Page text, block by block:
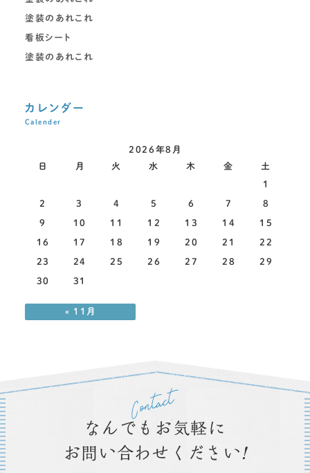
塗装のあれこれ
看板シート
塗装のあれこれ
カレンダー
Calender
2026年8月
日
月 火 水 木 金 土
« 11月
1
2 3 4 5 6 7 8
9 10 11 12 13 14 15
16 17 18 19 20 21 22
23 24 25 26 27 28 29
30 31
なんでもお気軽に
お問い合わせください ！